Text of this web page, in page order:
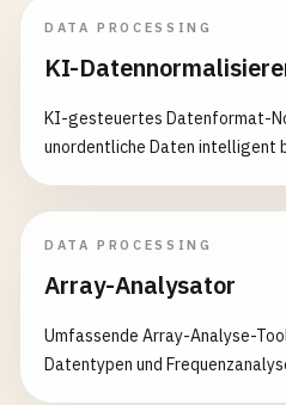
DATA PROCESSING
KI-
KI-gesteuertes Datenformat-
unordentliche Daten intelligent
DATA PROCESSING
Array-Analysator
Umfassende Array-Analyse-
Datentypen und